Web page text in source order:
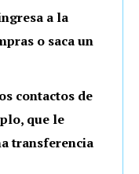
a la
o saca un
contactos de
que le
transferencia